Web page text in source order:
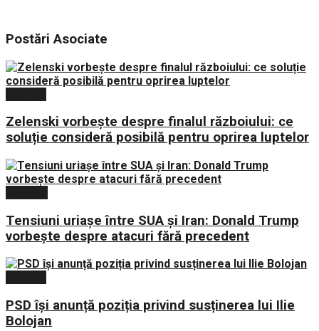
PostăriAsociate
Zelenski vorbește despre finalul războiului: ce
soluție consideră posibilă pentru oprirea luptelor
Tensiuni uriașe între SUA și Iran: Donald Trump
vorbește despre atacuri fără precedent
PSD își anunță poziția privind susținerea lui Ilie
Bolojan